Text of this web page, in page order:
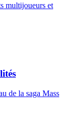
multijoueurs et
de la saga Mass